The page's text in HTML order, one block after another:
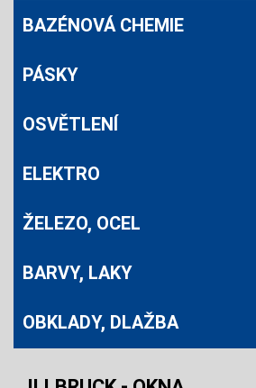
BAZÉNOVÁ CHEMIE
PÁSKY
OSVĚTLENÍ
ELEKTRO
ŽELEZO, OCEL
BARVY, LAKY
OBKLADY, DLAŽBA